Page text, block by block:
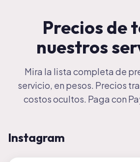
Precios de
nuestros
Mira la lista completa de
servicio, en pesos. Precios
costos ocultos. Paga con
Instagram